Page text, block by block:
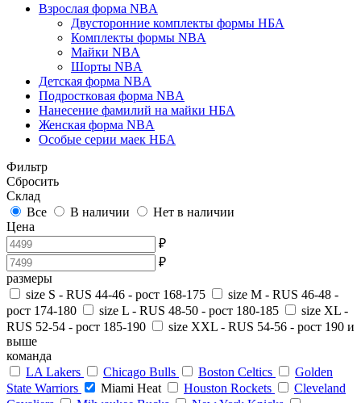
Взрослая форма NBA
Двусторонние комплекты формы НБА
Комплекты формы NBA
Майки NBA
Шорты NBA
Детская форма NBA
Подростковая форма NBA
Нанесение фамилий на майки НБА
Женская форма NBA
Особые серии маек НБА
Фильтр
Сбросить
Склад
Все
В наличии
Нет в наличии
Цена
₽
₽
размеры
size S - RUS 44-46 - рост 168-175
size M - RUS 46-48 -
рост 174-180
size L - RUS 48-50 - рост 180-185
size XL -
RUS 52-54 - рост 185-190
size XXL - RUS 54-56 - рост 190 и
выше
команда
LA Lakers
Chicago Bulls Boston Celtics
Golden
State Warriors
Miami Heat Houston Rockets
Cleveland